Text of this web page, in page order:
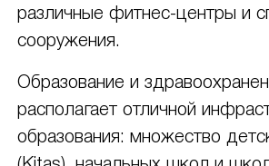
различные фитнес-центры и
сооружения.
Образование и
располагает отличной
образования: множество